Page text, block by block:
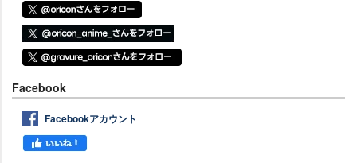
Facebook
Facebookアカウント